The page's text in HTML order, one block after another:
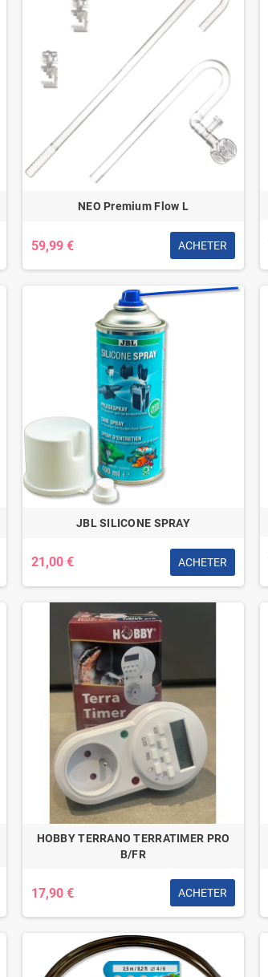
NEO Premium Flow L
59,99 € ACHETER
JBL SILICONE SPRAY
21,00 € ACHETER
HOBBY TERRANO TERRATIMER PRO
B/FR
17,90 € ACHETER